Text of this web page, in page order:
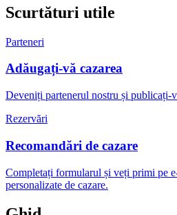
Scurtături utile
Parteneri
Adăugați-vă cazarea
Deveniți partenerul nostru și publicați-
Rezervări
Recomandări de cazare
Completați formularul și veți primi pe
personalizate de cazare.